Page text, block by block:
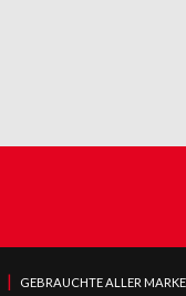
| GEBRAUCHTE ALLER